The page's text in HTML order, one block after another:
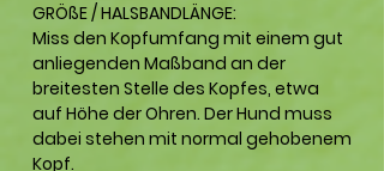
GRÖßE / HALSBANDLÄNGE:
Miss den Kopfumfang mit einem gut
anliegenden Maßband an der
breitesten Stelle des Kopfes, etwa
auf Höhe der Ohren. Der Hund muss
dabei stehen mit normal gehobenem
Kopf.